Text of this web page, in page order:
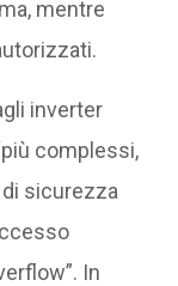
mentre
inverter
complessi,
sicurezza
In